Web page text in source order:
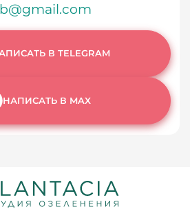
В TELEGRAM
НАПИСАТЬ В MAX